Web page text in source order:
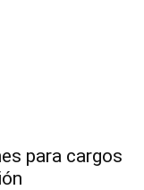
para cargos